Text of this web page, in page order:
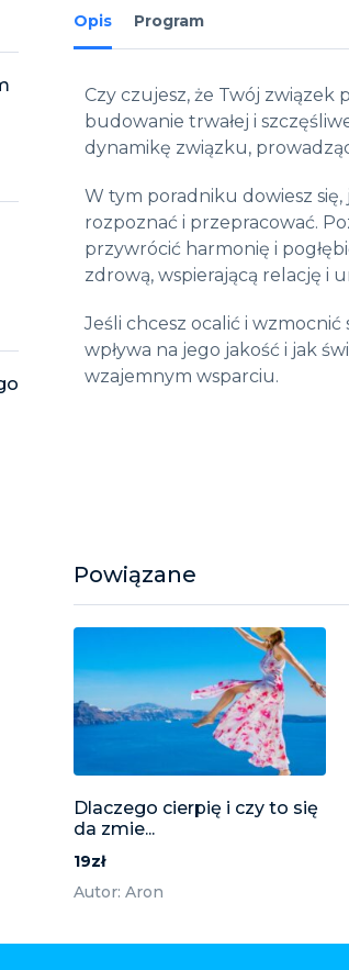
Opis Program
Czy czujesz, że Twój
budowanie trwałej i
dynamikę związku,
W tym poradniku dowiesz
rozpoznać i przepracować.
przywrócić harmonię i
zdrową, wspierającą relację i
Jeśli chcesz ocalić i
wpływa na jego jakość i jak
wzajemnym wsparciu.
Powiązane
Dlaczego cierpię i czy to się
da zmie...
19zł
Autor: Aron